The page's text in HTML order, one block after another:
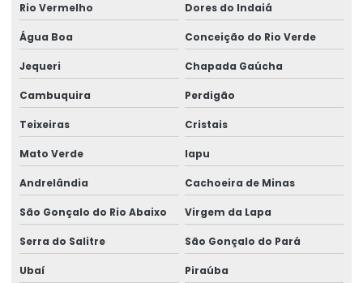
Rio Vermelho Dores do Indaiá
Água Boa Conceição do Rio Verde
Jequeri Chapada Gaúcha
Cambuquira Perdigão
Teixeiras Cristais
Mato Verde Iapu
Andrelândia Cachoeira de Minas
São Gonçalo do Rio Abaixo Virgem da Lapa
Serra do Salitre São Gonçalo do Pará
Ubaí Piraúba